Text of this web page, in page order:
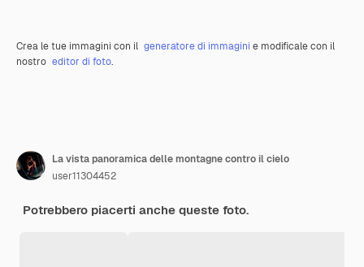
Crea le tue immagini con il generatore di immagini e modificale con il
nostro editor di foto.
La vista panoramica delle montagne contro il cielo
user11304452
Potrebbero piacerti anche queste foto.